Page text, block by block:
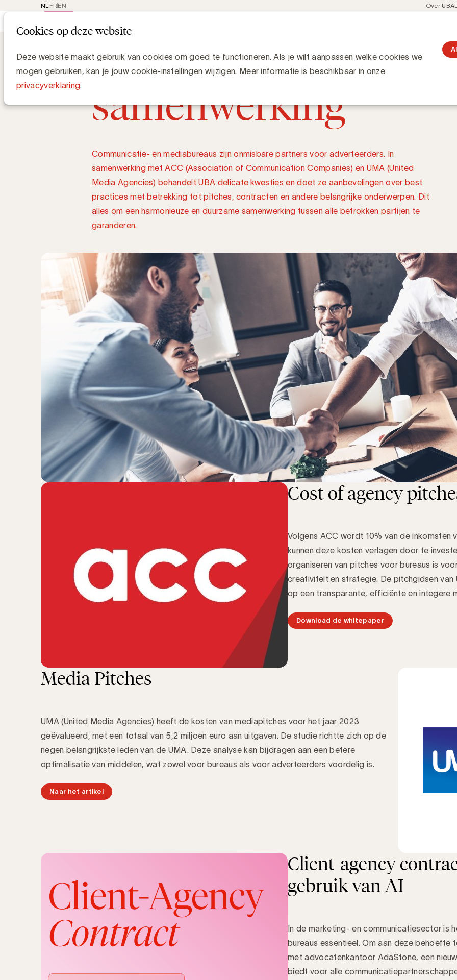
Cookies op deze website
Deze website maakt gebruik van cookies om goed te functioneren. Als je wilt aanpassen welke cookies we
mogen gebruiken, kan je jouw cookie-instellingen wijzigen. Meer informatie is beschikbaar in onze
privacyverklaring.
EN
FR
NL
Meta
Over UBA
Een onmisbare
samenwerking
Communicatie- en mediabureaus zijn onmisbare partners voor adverteerders. In
samenwerking met ACC (Association of Communication Companies) en UMA (United
Media Agencies) behandelt UBA delicate kwesties en doet ze aanbevelingen over best
practices met betrekking tot pitches, contracten en andere belangrijke onderwerpen. Dit
alles om een harmonieuze en duurzame samenwerking tussen alle betrokken partijen te
garanderen.
Cost of agency
Volgens ACC wordt 10% van de inkomsten
kunnen deze kosten verlagen door te
organiseren van pitches voor bureaus is
creativiteit en strategie. De pitchgidsen
op een transparante, efficiënte en integere
Download de whitepaper
Media Pitches
UMA (United Media Agencies) heeft de kosten van mediapitches voor het jaar 2023
geëvalueerd, met een totaal van 5,2 miljoen euro aan uitgaven. De studie richtte zich op de
negen belangrijkste leden van de UMA. Deze analyse kan bijdragen aan een betere
optimalisatie van middelen, wat zowel voor bureaus als voor adverteerders voordelig is.
Naar het artikel
Client-agency
gebruik van AI
In de marketing- en communicatiesector is
bureaus essentieel. Om aan deze behoefte
met advocatenkantoor AdaStone, een
biedt voor alle